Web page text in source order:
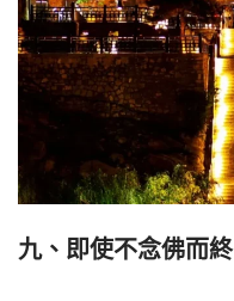
九、即使不念佛而終